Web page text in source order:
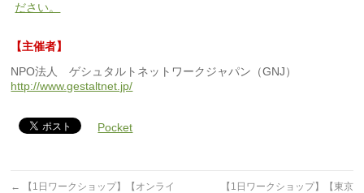
ださい。
【主催者】
NPO法人 ゲシュタルトネットワークジャパン（GNJ）
http://www.gestaltnet.jp/
Pocket
←
【1日ワークショップ】【オンライ
【1日ワークショップ】【東京